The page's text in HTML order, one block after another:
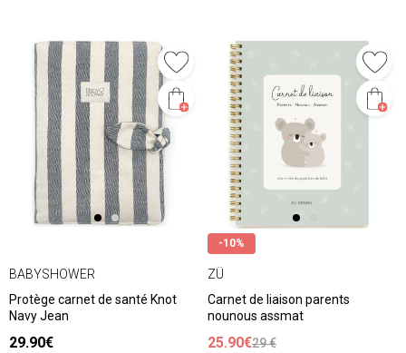
BABYSHOWER
Protège carnet de santé Knot
Navy Jean
29.90€
-10%
ZÜ
Carnet de liaison parents
nounous assmat
25.90€29 €